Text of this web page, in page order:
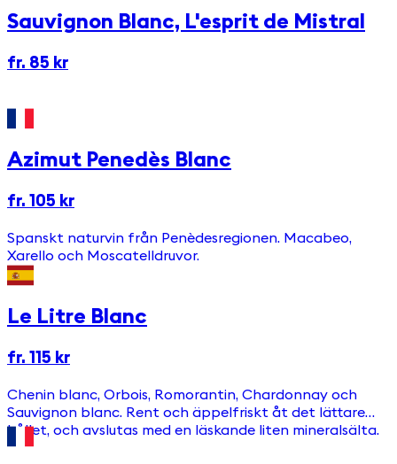
Sauvignon Blanc, L'esprit de Mistral
fr. 85 kr
Azimut Penedès Blanc
fr. 105 kr
Spanskt naturvin från Penèdesregionen. Macabeo,
Xarello och Moscatelldruvor.
Le Litre Blanc
fr. 115 kr
Chenin blanc, Orbois, Romorantin, Chardonnay och
Sauvignon blanc. Rent och äppelfriskt åt det lättare
hållet, och avslutas med en läskande liten mineralsälta.